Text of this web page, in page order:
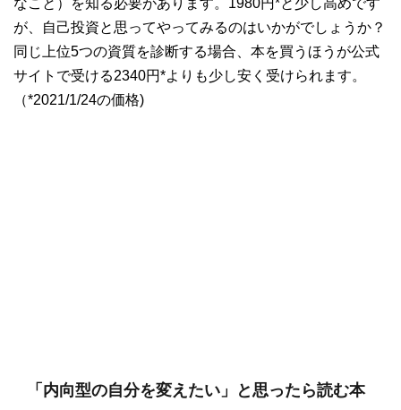
が、自己投資と思ってやってみるのはいかがでしょうか？
同じ上位5つの資質を診断する場合、本を買うほうが公式
サイトで受ける2340円*よりも少し安く受けられます。
（*2021/1/24の価格)
「内向型の自分を変えたい」と思ったら読む本